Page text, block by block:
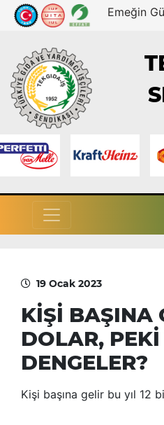
Emeğin
19 Ocak 2023
KİŞİ BAŞINA
DOLAR,
DENGELER?
Kişi başına gelir bu yıl 12